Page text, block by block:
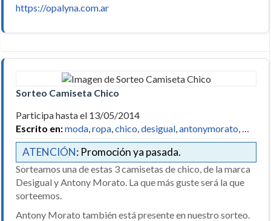
https://opalyna.com.ar
Sorteo Camiseta Chico
Participa hasta el 13/05/2014
Escrito en:moda,ropa,chico,desigual,antonymorato, …
ATENCIÓN: Promoción ya pasada.
Sorteamos una de estas 3 camisetas de chico, de la marca
Desigual y Antony Morato. La que más guste será la que
sorteemos.
Antony Morato también está presente en nuestro sorteo.